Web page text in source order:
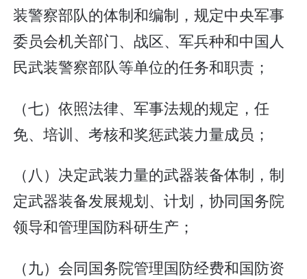
装警察部队的体制和编制，规定中央军事
委员会机关部门、战区、军兵种和中国人
民武装警察部队等单位的任务和职责；
（七）依照法律、军事法规的规定，任
免、培训、考核和奖惩武装力量成员；
（八）决定武装力量的武器装备体制，制
定武器装备发展规划、计划，协同国务院
领导和管理国防科研生产；
（九）会同国务院管理国防经费和国防资